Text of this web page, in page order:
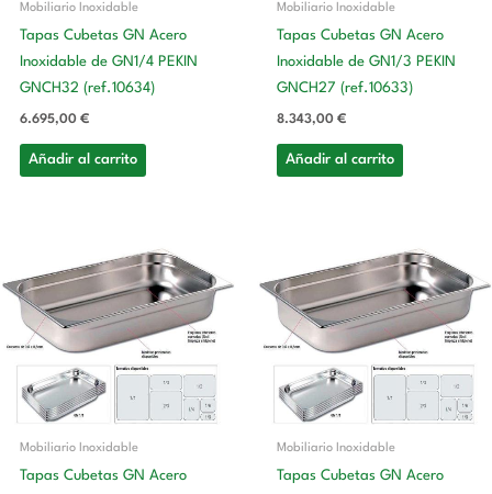
Mobiliario Inoxidable
Tapas Cubetas GN Acero
Inoxidable de GN1/4 PEKIN
GNCH32 (ref.10634)
6.695,00 €
Añadir al carrito
Mobiliario Inoxidable
Tapas Cubetas GN Acero
Inoxidable de GN1/3 PEKIN
GNCH27 (ref.10633)
8.343,00 €
Añadir al carrito
Mobiliario Inoxidable
Tapas Cubetas GN Acero
Mobiliario Inoxidable
Tapas Cubetas GN Acero